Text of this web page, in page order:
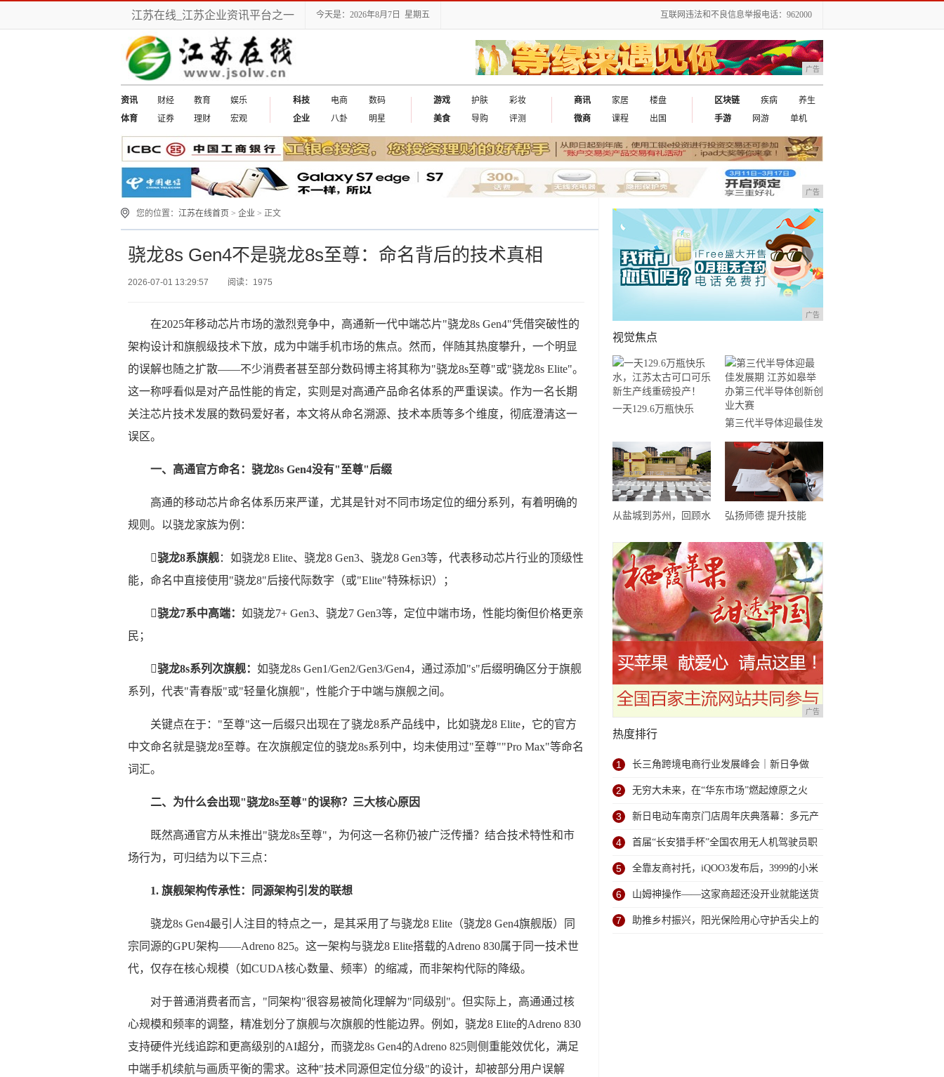
江苏在线_江苏企业资讯平台之一 今天是：2026年8月7日 星期五 互联网违法和不良信息举报电话：962000
广告
资讯 财经 教育
娱乐
体育
证券 理财 宏观
科技 电商
数码
企业
八卦 明星
游戏 护肤
彩妆
美食
导购 评测
商讯 家居
楼盘
微商
课程 出国
区块链 疾病
养生
手游
网游 单机
广告
您的位置： 江苏在线首页 > 企业 > 正文
骁龙8s Gen4不是骁龙8s至尊：命名背后的技术真相
2026-07-01 13:29:57 阅读：1975
在2025年移动芯片市场的激烈竞争中，高通新一代中端芯片"骁龙8s Gen4"凭借突破性的
架构设计和旗舰级技术下放，成为中端手机市场的焦点。然而，伴随其热度攀升，一个明显
的误解也随之扩散——不少消费者甚至部分数码博主将其称为"骁龙8s至尊"或"骁龙8s Elite"。
这一称呼看似是对产品性能的肯定，实则是对高通产品命名体系的严重误读。作为一名长期
关注芯片技术发展的数码爱好者，本文将从命名溯源、技术本质等多个维度，彻底澄清这一
误区。
一、高通官方命名：骁龙8s Gen4没有"至尊"后缀
高通的移动芯片命名体系历来严谨，尤其是针对不同市场定位的细分系列，有着明确的
规则。以骁龙家族为例：
骁龙8系旗舰：如骁龙8 Elite、骁龙8 Gen3、骁龙8 Gen3等，代表移动芯片行业的顶级性
能，命名中直接使用"骁龙8"后接代际数字（或"Elite"特殊标识）；
骁龙7系中高端： 如骁龙7+ Gen3、骁龙7 Gen3等，定位中端市场，性能均衡但价格更亲
民；
骁龙8s系列次旗舰： 如骁龙8s Gen1/Gen2/Gen3/Gen4，通过添加"s"后缀明确区分于旗舰
系列，代表"青春版"或"轻量化旗舰"，性能介于中端与旗舰之间。
关键点在于："至尊"这一后缀只出现在了骁龙8系产品线中，比如骁龙8 Elite，它的官方
中文命名就是骁龙8至尊。在次旗舰定位的骁龙8s系列中，均未使用过"至尊""Pro Max"等命名
词汇。
二、为什么会出现"骁龙8s至尊"的误称？三大核心原因
既然高通官方从未推出"骁龙8s至尊"，为何这一名称仍被广泛传播？结合技术特性和市
场行为，可归结为以下三点：
1. 旗舰架构传承性：同源架构引发的联想
骁龙8s Gen4最引人注目的特点之一，是其采用了与骁龙8 Elite（骁龙8 Gen4旗舰版）同
宗同源的GPU架构——Adreno 825。这一架构与骁龙8 Elite搭载的Adreno 830属于同一技术世
代，仅存在核心规模（如CUDA核心数量、频率）的缩减，而非架构代际的降级。
对于普通消费者而言，"同架构"很容易被简化理解为"同级别"。但实际上，高通通过核
心规模和频率的调整，精准划分了旗舰与次旗舰的性能边界。例如，骁龙8 Elite的Adreno 830
支持硬件光线追踪和更高级别的AI超分，而骁龙8s Gen4的Adreno 825则侧重能效优化，满足
中端手机续航与画质平衡的需求。这种"技术同源但定位分级"的设计，却被部分用户误解
广告
视觉焦点
一天129.6万瓶快乐
新生产线重磅投产！
第三代半导体迎最佳发
展期 江苏如皋举办第
三代半导体创新创业大
赛
从盐城到苏州，回顾水
弘扬师德 提升技能
师德师风建设系列活动
广告
热度排行
1 长三角跨境电商行业发展峰会｜新日争做
“两车”行业出海急先锋！
2 无穷大未来，在“华东市场”燃起燎原之火
3 新日电动车南京门店周年庆典落幕：多元产
品矩阵重塑城市出行新体验
4 首届“长安猎手杯”全国农用无人机驾驶员职
业技能大赛
5 全靠友商衬托，iQOO3发布后，3999的小米
10成性价比神机
6 山姆神操作——这家商超还没开业就能送货
到家？
7 助推乡村振兴，阳光保险用心守护舌尖上的